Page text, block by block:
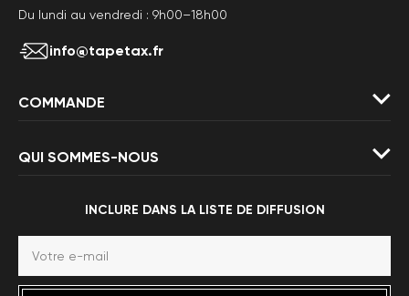
Du lundi au vendredi : 9h00–18h00
info@tapetax.fr
COMMANDE
QUI SOMMES-NOUS
INCLURE DANS LA LISTE DE DIFFUSION